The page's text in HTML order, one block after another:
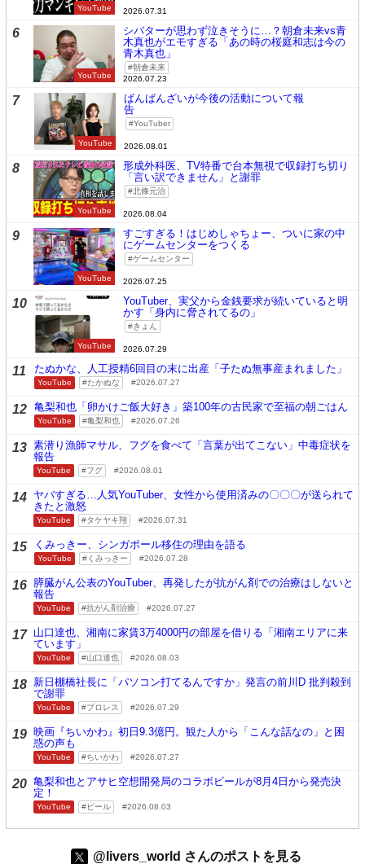
YouTube 2026.07.31
6
YouTube
シバターが思わず泣きそうに…？朝倉未来vs青
木真也がエモすぎる「あの時の桜庭和志は今の
青木真也」
朝倉未来
2026.07.23
7
YouTube
ばんばんざいが今後の活動について報
告
YouTuber
2026.08.01
8
YouTube
形成外科医、TV特番で台本無視で収録打ち切り
「言い訳できません」と謝罪
北條元治
2026.08.04
9
YouTube
すごすぎる！はじめしゃちょー、ついに家の中
にゲームセンターをつくる
ゲームセンター
2026.07.25
10
YouTube
YouTuber、実父から金銭要求が続いていると明
かす「身内に脅されてるの」
きょん
2026.07.29
11 たぬかな、人工授精6回目の末に出産「子たぬ無事産まれました」
YouTube たかぬな 2026.07.27
12 亀梨和也「卵かけご飯大好き」築100年の古民家で至福の朝ごはん
YouTube 亀梨和也 2026.07.26
13 素潜り漁師マサル、フグを食べて「言葉が出てこない」中毒症状を
報告
YouTube フグ 2026.08.01
14 ヤバすぎる…人気YouTuber、女性から使用済みの〇〇〇が送られて
きたと激怒
YouTube タケヤキ翔 2026.07.31
15 くみっきー、シンガポール移住の理由を語る
YouTube くみっきー 2026.07.28
16 膵臓がん公表のYouTuber、再発したが抗がん剤での治療はしないと
報告
YouTube 抗がん剤治療 2026.07.27
17 山口達也、湘南に家賃3万4000円の部屋を借りる「湘南エリアに来
ています」
YouTube 山口達也 2026.08.03
18 新日棚橋社長に「パソコン打てるんですか」発言の前川D 批判殺到
で謝罪
YouTube プロレス 2026.07.29
19 映画『ちいかわ』初日9.3億円。観た人から「こんな話なの」と困
惑の声も
YouTube ちいかわ 2026.07.27
20 亀梨和也とアサヒ空想開発局のコラボビールが8月4日から発売決
定！
YouTube ビール 2026.08.03
@livers_world さんのポストを見る